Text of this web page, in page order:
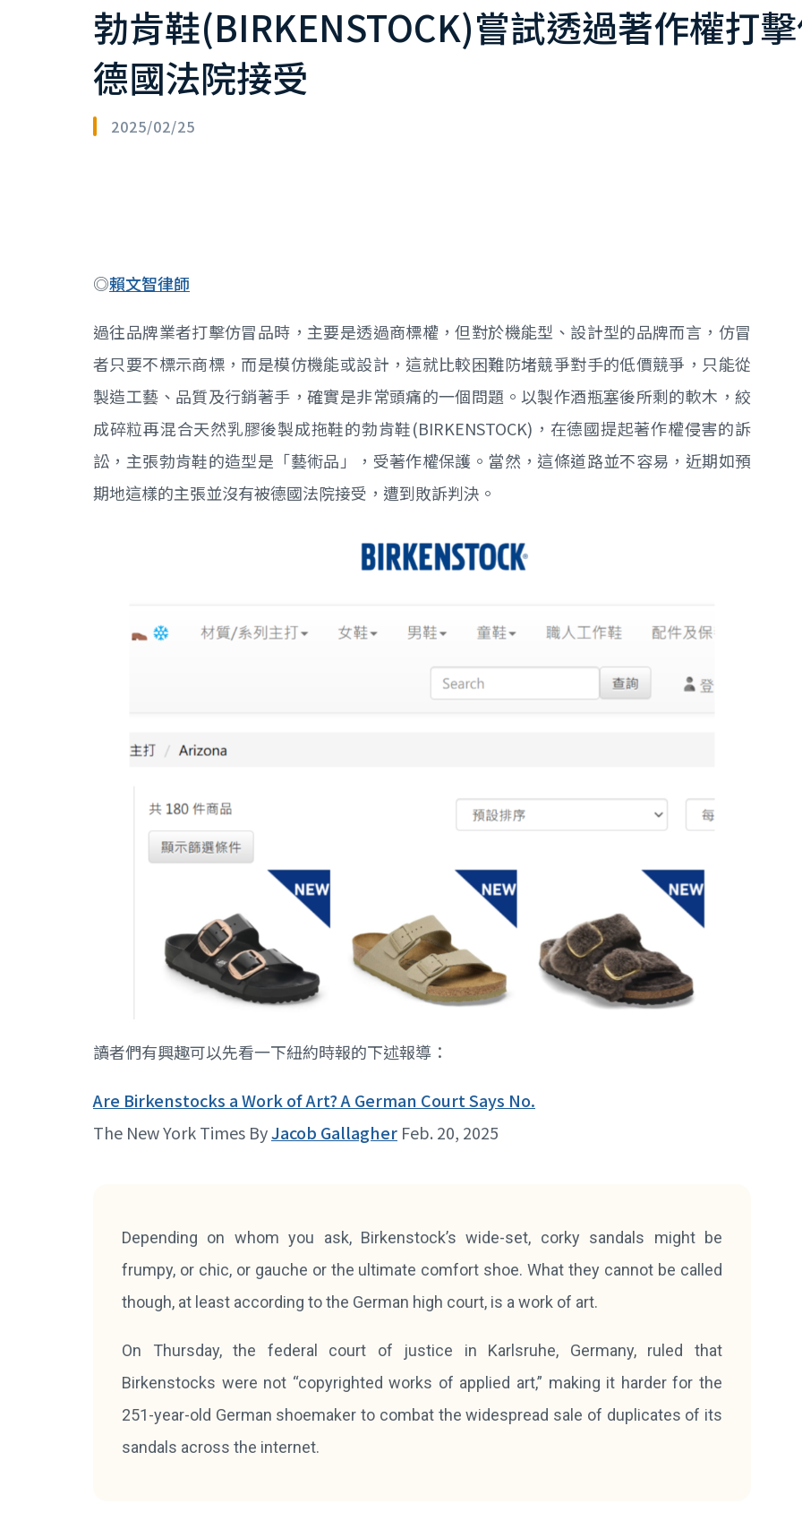
勃肯鞋(BIRKENSTOCK)嘗試透過著作權打
德國法院接受
2025/02/25
◎賴文智律師
過往品牌業者打擊仿冒品時，主要是透過商標權，但對於機能型、設計型的品牌而言，仿冒
者只要不標示商標，而是模仿機能或設計，這就比較困難防堵競爭對手的低價競爭，只能從
製造工藝、品質及行銷著手，確實是非常頭痛的一個問題。以製作酒瓶塞後所剩的軟木，絞
成碎粒再混合天然乳膠後製成拖鞋的勃肯鞋(BIRKENSTOCK)，在德國提起著作權侵害的訴
訟，主張勃肯鞋的造型是「藝術品」，受著作權保護。當然，這條道路並不容易，近期如預
期地這樣的主張並沒有被德國法院接受，遭到敗訴判決。
讀者們有興趣可以先看一下紐約時報的下述報導：
Are Birkenstocks a Work of Art? A German Court Says No.
The New York Times ByJacob Gallagher Feb. 20, 2025
Depending on whom you ask, Birkenstock’s wide-set, corky sandals might be
frumpy, or chic, or gauche or the ultimate comfort shoe. What they cannot be called
though, at least according to the German high court, is a work of art.
On Thursday, the federal court of justice in Karlsruhe, Germany, ruled that
Birkenstocks were not “copyrighted works of applied art,” making it harder for the
251-year-old German shoemaker to combat the widespread sale of duplicates of its
sandals across the internet.